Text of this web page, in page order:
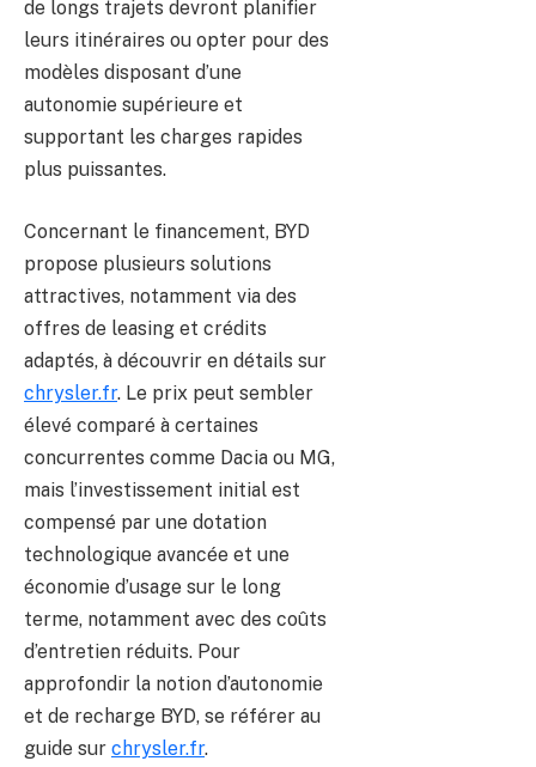
de longs trajets devront planifier
leurs itinéraires ou opter pour des
modèles disposant d’une
autonomie supérieure et
supportant les charges rapides
plus puissantes.
Concernant le financement, BYD
propose plusieurs solutions
attractives, notamment via des
offres de leasing et crédits
adaptés, à découvrir en détails sur
chrysler.fr. Le prix peut sembler
élevé comparé à certaines
concurrentes comme Dacia ou MG,
mais l’investissement initial est
compensé par une dotation
technologique avancée et une
économie d’usage sur le long
terme, notamment avec des coûts
d’entretien réduits. Pour
approfondir la notion d’autonomie
et de recharge BYD, se référer au
guide sur chrysler.fr.